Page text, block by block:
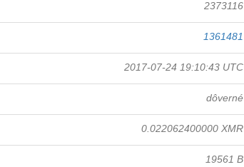
2373116
1361481
2017-07-24 19:10:43 UTC
dôverné
0.022062400000 XMR
19561 B